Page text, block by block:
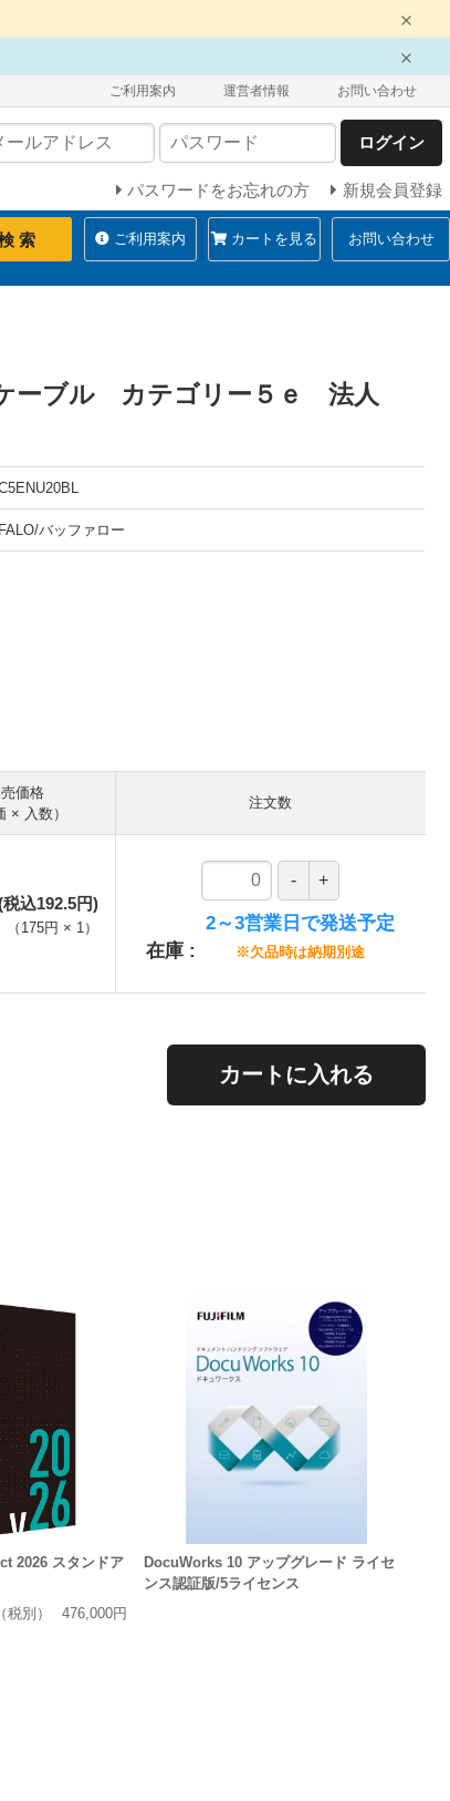
ご利用案内 運営者情報 お問い合わせ
ログイン
パスワードをお忘れの方 新規会員登録
索 ご利用案内 カートを見る お問い合わせ
ーブル カテゴリー５ｅ 法人
バッファロー
価格
× 入数）
注文数
税込192.5円)
（ 175円 × 1 ）
在庫
2～3営業日で発送予定
※欠品時は納期別途
カートに入れる
2026 スタンドア
別）
476,000円
DocuWorks 10 アップグレード ライセ
ンス認証版/5ライセンス